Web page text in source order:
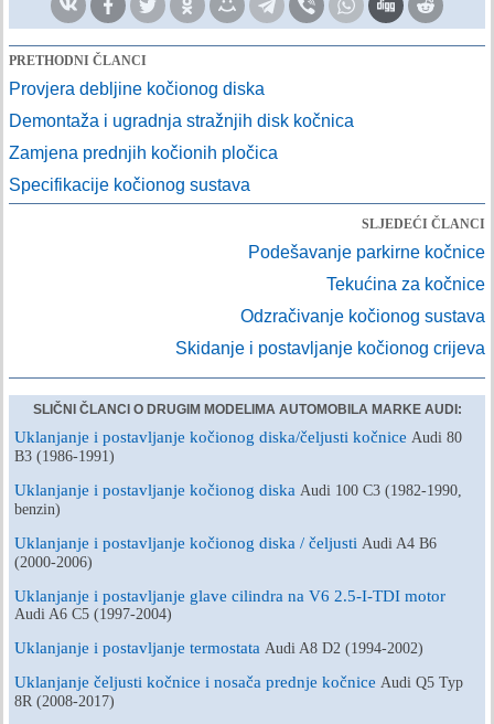
PRETHODNI ČLANCI
Provjera debljine kočionog diska
Demontaža i ugradnja stražnjih disk kočnica
Zamjena prednjih kočionih pločica
Specifikacije kočionog sustava
SLJEDEĆI ČLANCI
Podešavanje parkirne kočnice
Tekućina za kočnice
Odzračivanje kočionog sustava
Skidanje i postavljanje kočionog crijeva
SLIČNI ČLANCI O DRUGIM MODELIMA AUTOMOBILA MARKE AUDI:
Uklanjanje i postavljanje kočionog diska/čeljusti kočnice Audi 80
B3 (1986-1991)
Uklanjanje i postavljanje kočionog diska Audi 100 C3 (1982-1990,
benzin)
Uklanjanje i postavljanje kočionog diska / čeljusti Audi A4 B6
(2000-2006)
Uklanjanje i postavljanje glave cilindra na V6 2.5-I-TDI motor
Audi A6 C5 (1997-2004)
Uklanjanje i postavljanje termostata Audi A8 D2 (1994-2002)
Uklanjanje čeljusti kočnice i nosača prednje kočnice Audi Q5 Typ
8R (2008-2017)